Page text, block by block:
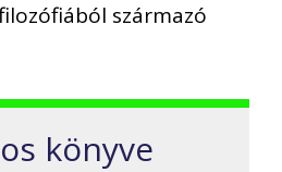
származó
könyve